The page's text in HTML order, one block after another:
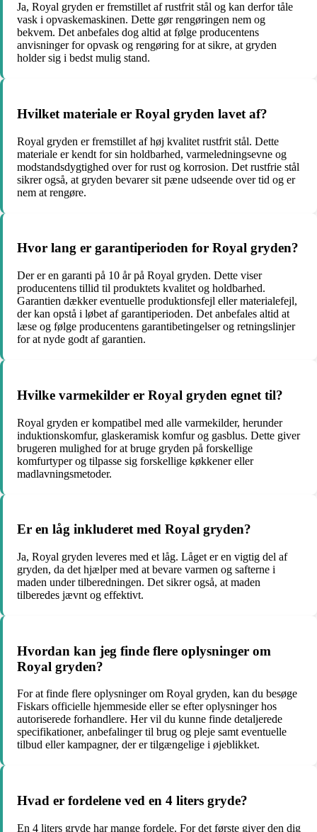
Ja, Royal gryden er fremstillet af rustfrit stål og kan derfor tåle
vask i opvaskemaskinen. Dette gør rengøringen nem og
bekvem. Det anbefales dog altid at følge producentens
anvisninger for opvask og rengøring for at sikre, at gryden
holder sig i bedst mulig stand.
Hvilket materiale er Royal gryden lavet af?
Royal gryden er fremstillet af høj kvalitet rustfrit stål. Dette
materiale er kendt for sin holdbarhed, varmeledningsevne og
modstandsdygtighed over for rust og korrosion. Det rustfrie stål
sikrer også, at gryden bevarer sit pæne udseende over tid og er
nem at rengøre.
Hvor lang er garantiperioden for Royal gryden?
Der er en garanti på 10 år på Royal gryden. Dette viser
producentens tillid til produktets kvalitet og holdbarhed.
Garantien dækker eventuelle produktionsfejl eller materialefejl,
der kan opstå i løbet af garantiperioden. Det anbefales altid at
læse og følge producentens garantibetingelser og retningslinjer
for at nyde godt af garantien.
Hvilke varmekilder er Royal gryden egnet til?
Royal gryden er kompatibel med alle varmekilder, herunder
induktionskomfur, glaskeramisk komfur og gasblus. Dette giver
brugeren mulighed for at bruge gryden på forskellige
komfurtyper og tilpasse sig forskellige køkkener eller
madlavningsmetoder.
Er en låg inkluderet med Royal gryden?
Ja, Royal gryden leveres med et låg. Låget er en vigtig del af
gryden, da det hjælper med at bevare varmen og safterne i
maden under tilberedningen. Det sikrer også, at maden
tilberedes jævnt og effektivt.
Hvordan kan jeg finde flere oplysninger om
Royal gryden?
For at finde flere oplysninger om Royal gryden, kan du besøge
Fiskars officielle hjemmeside eller se efter oplysninger hos
autoriserede forhandlere. Her vil du kunne finde detaljerede
specifikationer, anbefalinger til brug og pleje samt eventuelle
tilbud eller kampagner, der er tilgængelige i øjeblikket.
Hvad er fordelene ved en 4 liters gryde?
En 4 liters gryde har mange fordele. For det første giver den dig